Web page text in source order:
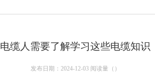
电缆人需要了解学习这些电缆知识
发布日期：2024-12-03 阅读量（ ）